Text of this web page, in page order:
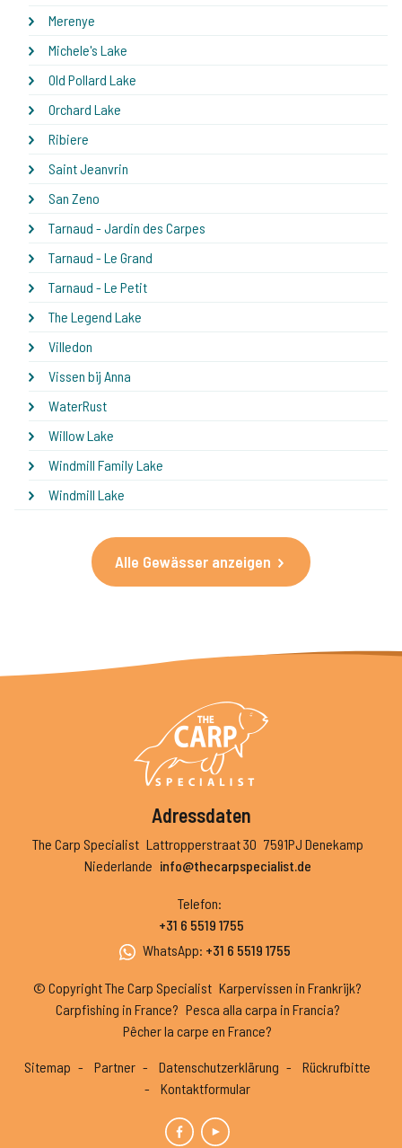
Merenye
Michele's Lake
Old Pollard Lake
Orchard Lake
Ribiere
Saint Jeanvrin
San Zeno
Tarnaud - Jardin des Carpes
Tarnaud - Le Grand
Tarnaud - Le Petit
The Legend Lake
Villedon
Vissen bij Anna
WaterRust
Willow Lake
Windmill Family Lake
Windmill Lake
Alle Gewässer anzeigen
Adressdaten
The Carp Specialist Lattropperstraat 30 7591PJ Denekamp
Niederlande info@thecarpspecialist.de
Telefon:
+31 6 5519 1755
WhatsApp: +31 6 5519 1755
© Copyright The Carp Specialist Karpervissen in Frankrijk?
Carpfishing in France? Pesca alla carpa in Francia?
Pêcher la carpe en France?
Sitemap Partner Datenschutzerklärung
Rückrufbitte
Kontaktformular